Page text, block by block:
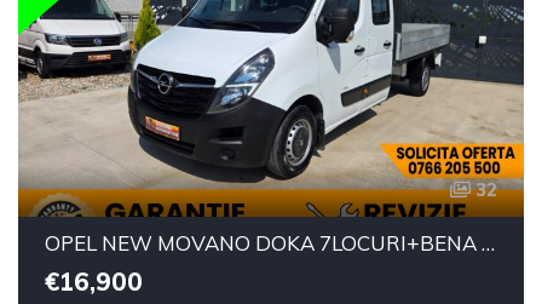
32
OPEL NEW MOVANO DOKA 7LOCURI+BENA L=3.20M
€16,900